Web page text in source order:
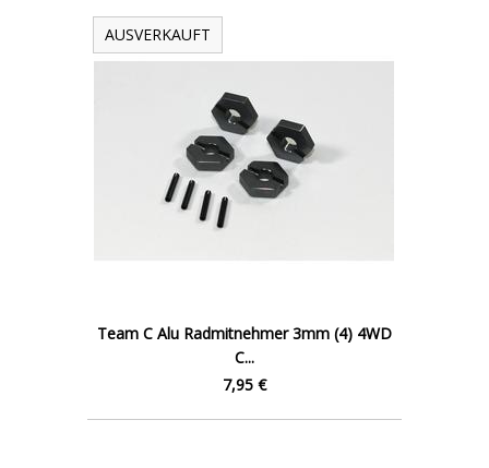
AUSVERKAUFT
Team C Alu Radmitnehmer 3mm (4) 4WD
C...
7,95 €